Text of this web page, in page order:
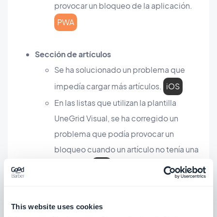
This website uses cookies
provocar un bloqueo de la aplicación.
PWA
Sección de artículos
Se ha solucionado un problema que
impedía cargar más artículos. iOS
En las listas que utilizan la plantilla
UneGrid Visual, se ha corregido un
problema que podía provocar un
bloqueo cuando un artículo no tenía una